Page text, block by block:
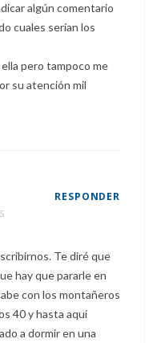
algún comentario
cuales serían los
pero tampoco me
su atención mil
RESPONDER
Te diré que
hay que pararle en
con los montañeros
40 y hasta aquí
a dormir en una